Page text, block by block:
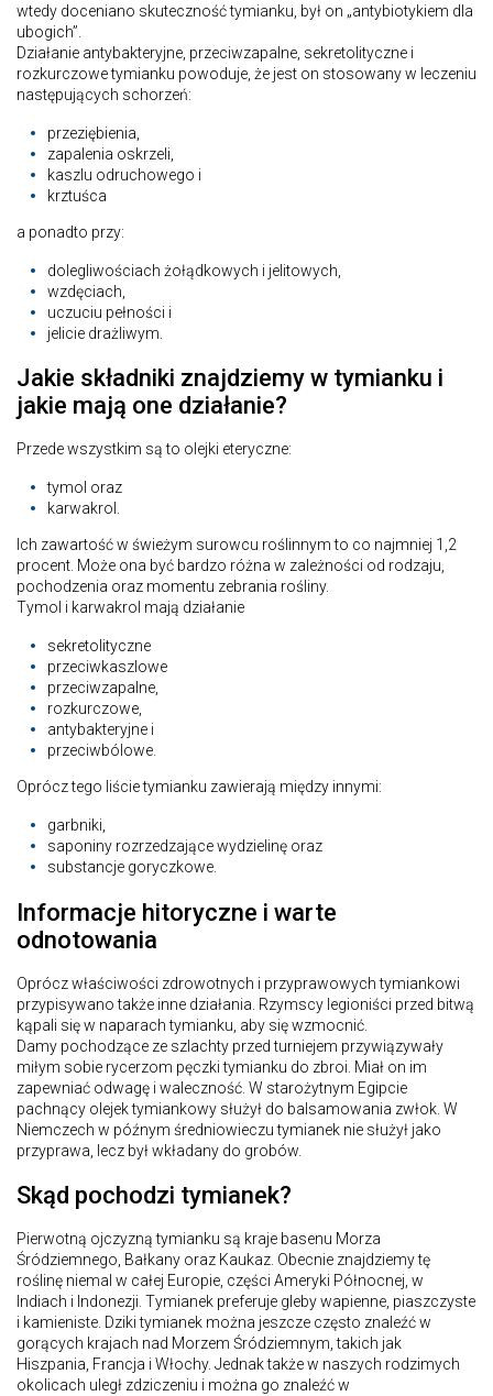
wtedy doceniano skuteczność tymianku, był on „antybiotykiem dla
ubogich”.
Działanie antybakteryjne, przeciwzapalne, sekretolityczne i
rozkurczowe tymianku powoduje, że jest on stosowany w leczeniu
następujących schorzeń:
przeziębienia,
zapalenia oskrzeli,
kaszlu odruchowego i
krztuśca
a ponadto przy:
dolegliwościach żołądkowych i jelitowych,
wzdęciach,
uczuciu pełności i
jelicie drażliwym.
Jakie składniki znajdziemy w tymianku i
jakie mają one działanie?
Przede wszystkim są to olejki eteryczne:
tymol oraz
karwakrol.
Ich zawartość w świeżym surowcu roślinnym to co najmniej 1,2
procent. Może ona być bardzo różna w zależności od rodzaju,
pochodzenia oraz momentu zebrania rośliny.
Tymol i karwakrol mają działanie
sekretolityczne
przeciwkaszlowe
przeciwzapalne,
rozkurczowe,
antybakteryjne i
przeciwbólowe.
Oprócz tego liście tymianku zawierają między innymi:
garbniki,
saponiny rozrzedzające wydzielinę oraz
substancje goryczkowe.
Informacje hitoryczne i warte
odnotowania
Oprócz właściwości zdrowotnych i przyprawowych tymiankowi
przypisywano także inne działania. Rzymscy legioniści przed bitwą
kąpali się w naparach tymianku, aby się wzmocnić.
Damy pochodzące ze szlachty przed turniejem przywiązywały
miłym sobie rycerzom pęczki tymianku do zbroi. Miał on im
zapewniać odwagę i waleczność. W starożytnym Egipcie
pachnący olejek tymiankowy służył do balsamowania zwłok. W
Niemczech w późnym średniowieczu tymianek nie służył jako
przyprawa, lecz był wkładany do grobów.
Skąd pochodzi tymianek?
Pierwotną ojczyzną tymianku są kraje basenu Morza
Śródziemnego, Bałkany oraz Kaukaz. Obecnie znajdziemy tę
roślinę niemal w całej Europie, części Ameryki Północnej, w
Indiach i Indonezji. Tymianek preferuje gleby wapienne, piaszczyste
i kamieniste. Dziki tymianek można jeszcze często znaleźć w
gorących krajach nad Morzem Śródziemnym, takich jak
Hiszpania, Francja i Włochy. Jednak także w naszych rodzimych
okolicach uległ zdziczeniu i można go znaleźć w